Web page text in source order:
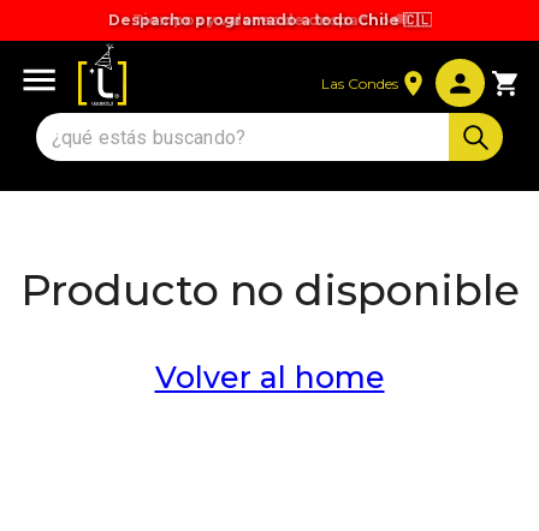
Despacho programado a todo Chile 🇨🇱
Tiempos y valores de despacho 🚚
Las Condes
Producto no disponible
Volver al home